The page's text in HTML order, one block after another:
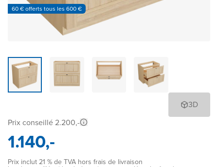
60 € offerts tous les 600 €
3D
Prix conseillé 2.200,-
1.140,-
Prix inclut 21 % de TVA hors frais de livraison